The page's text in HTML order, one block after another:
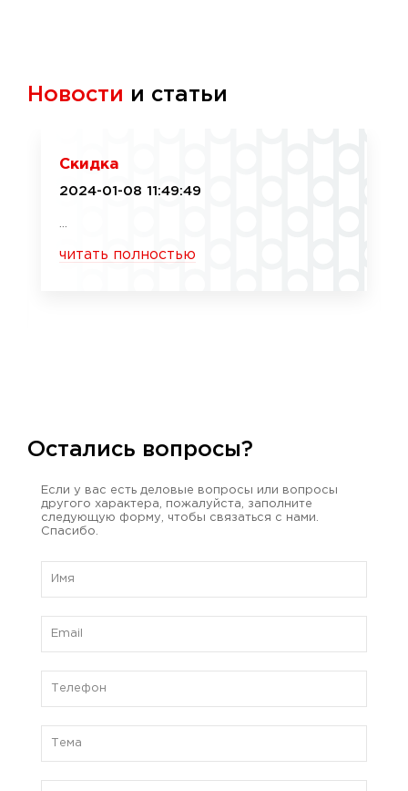
Новости и статьи
Скидка
2024-01-08 11:49:49
читать полностью
Остались вопросы?
Если у вас есть деловые вопросы или вопросы
другого характера, пожалуйста, заполните
следующую форму, чтобы связаться с нами.
Спасибо.